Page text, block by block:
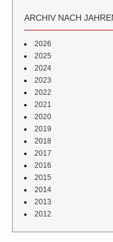
ARCHIV NACH
2026
2025
2024
2023
2022
2021
2020
2019
2018
2017
2016
2015
2014
2013
2012